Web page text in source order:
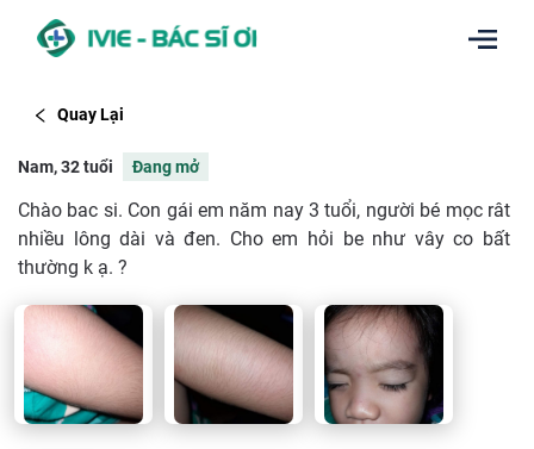
Quay Lại
Nam, 32 tuổi Đang mở
Chào bac si. Con gái em năm nay 3 tuổi, người bé mọc rât
nhiều lông dài và đen. Cho em hỏi be như vây co bất
thường k ạ. ?